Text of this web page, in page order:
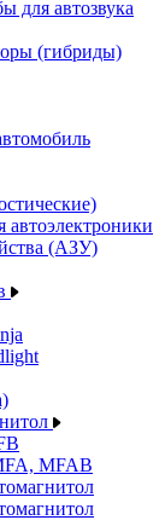
для автозвука
(гибриды)
автоэлектроники
(АЗУ)
MFAB